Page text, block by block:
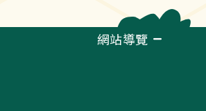
網站導覽